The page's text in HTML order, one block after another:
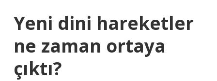
Yeni dini hareketler
ne zaman ortaya
çıktı?